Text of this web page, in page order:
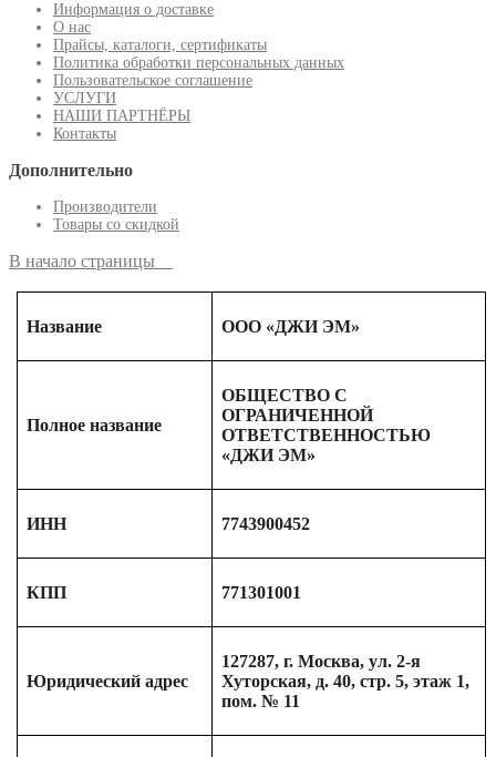
Информация о доставке
О нас
Прайсы, каталоги, сертификаты
Политика обработки персональных данных
Пользовательское соглашение
УСЛУГИ
НАШИ ПАРТНЁРЫ
Контакты
Дополнительно
Производители
Товары со скидкой
В начало страницы
Название ООО «ДЖИ ЭМ»
Полное название
ОБЩЕСТВО С
ОГРАНИЧЕННОЙ
ОТВЕТСТВЕННОСТЬЮ
«ДЖИ ЭМ»
ИНН 7743900452
КПП 771301001
Юридический адрес
127287, г. Москва, ул. 2-я
Хуторская, д. 40, стр. 5, этаж 1,
пом. № 11